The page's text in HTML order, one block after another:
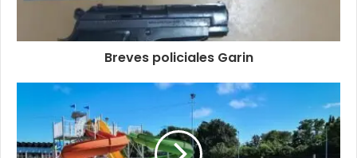
Breves policiales Garin